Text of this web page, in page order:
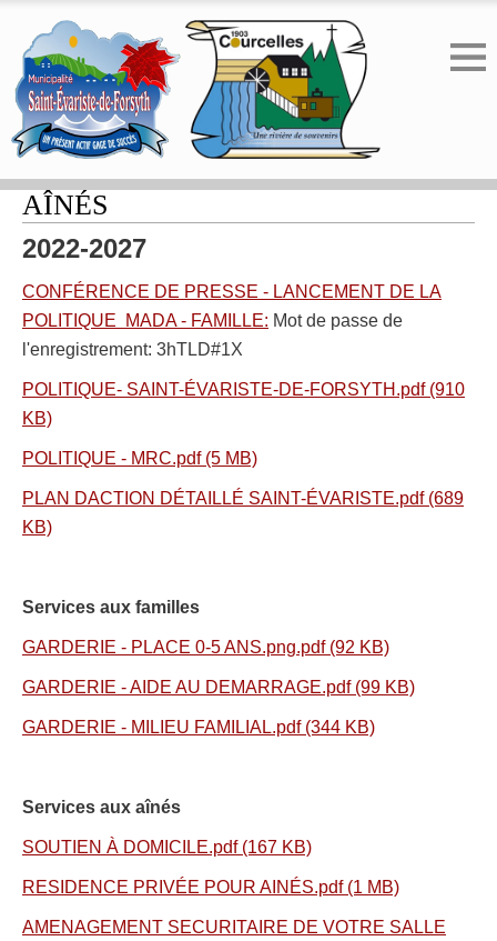
POLITIQUE FAMILIALE ET DES
AÎNÉS
2022-2027
CONFÉRENCE DE PRESSE - LANCEMENT DE LA
POLITIQUE MADA - FAMILLE: Mot de passe de
l'enregistrement: 3hTLD#1X
POLITIQUE- SAINT-ÉVARISTE-DE-FORSYTH.pdf (910
KB)
POLITIQUE - MRC.pdf (5 MB)
PLAN DACTION DÉTAILLÉ SAINT-ÉVARISTE.pdf (689
KB)
Services aux familles
GARDERIE - PLACE 0-5 ANS.png.pdf (92 KB)
GARDERIE - AIDE AU DEMARRAGE.pdf (99 KB)
GARDERIE - MILIEU FAMILIAL.pdf (344 KB)
Services aux aînés
SOUTIEN À DOMICILE.pdf (167 KB)
RESIDENCE PRIVÉE POUR AINÉS.pdf (1 MB)
AMENAGEMENT SECURITAIRE DE VOTRE SALLE